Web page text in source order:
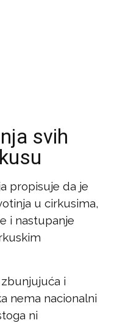
svih
propisuje da je
u cirkusima,
i nastupanje
i
nema nacionalni
ni